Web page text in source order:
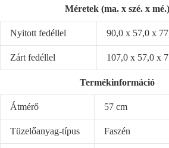
Méretek (ma. x szé. x mé.)
Nyitott fedéllel 90,0 x 57,0 x
Zárt fedéllel 107,0 x 57,0 x
Termékinformáció
Átmérő 57 cm
Tüzelőanyag-típus Faszén